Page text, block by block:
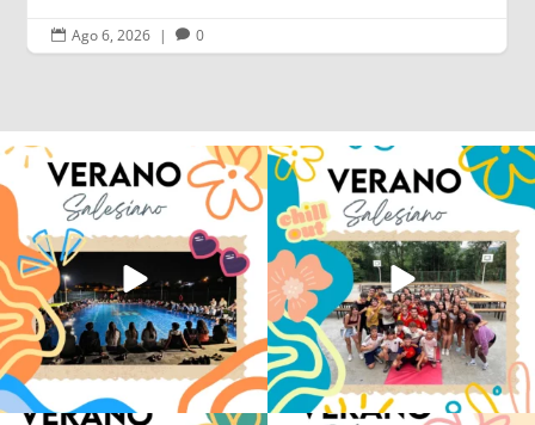
 Ago 6, 2026 |  0
Volvemos con el corazón bien llenito de
ADOS...
20
Los alumnos de 6º de Primaria, 1º y 2º
de la ESO...
146 2